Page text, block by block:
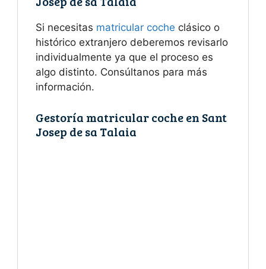
Si necesitas matricular coche clásico o
histórico extranjero deberemos revisarlo
individualmente ya que el proceso es
algo distinto. Consúltanos para más
información.
Gestoría matricular coche en Sant
Josep de sa Talaia